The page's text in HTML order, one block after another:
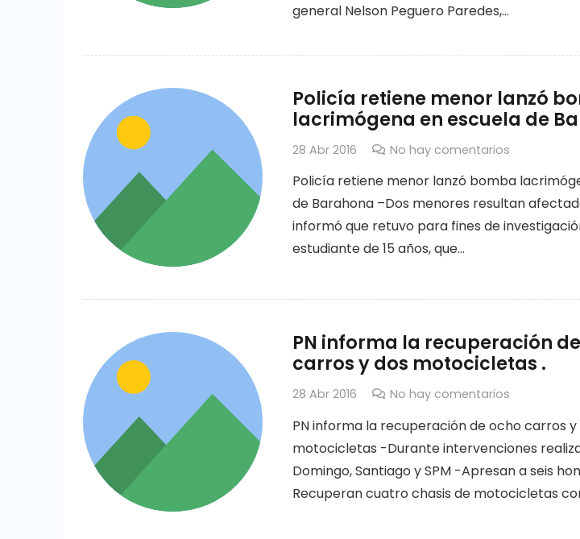
general Nelson Peguero Paredes,…
Policía retiene menor lanzó
lacrimógena en escuela de
28 Abr 2016 No hay comentarios
Policía retiene menor lanzó bomba
de Barahona –Dos menores resultan
informó que retuvo para fines de
estudiante de 15 años, que…
PN informa la recuperación
carros y dos motocicletas .
28 Abr 2016 No hay comentarios
PN informa la recuperación de ocho carros y
motocicletas -Durante intervenciones
Domingo, Santiago y SPM -Apresan a seis
Recuperan cuatro chasis de motocicletas